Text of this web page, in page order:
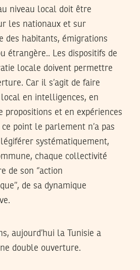
niveau local doit être
les nationaux et sur
des habitants, émigrations
étrangère.. Les dispositifs de
locale doivent permettre
Car il s’agit de faire
en intelligences, en
propositions et en expériences
point le parlement n’a pas
systématiquement,
chaque collectivité
de son ‘’action
de sa dynamique
aujourd’hui la Tunisie a
double ouverture.